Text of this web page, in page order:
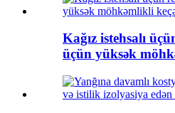
Kağız istehsalı
üçün yüksək